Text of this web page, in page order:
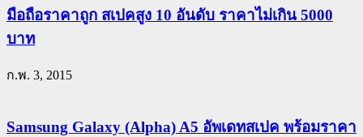
มือถือราคาถูก สเปคสูง 10 อันดับ ราคาไม่เกิน 5000
บาท
ก.พ. 3, 2015
Samsung Galaxy (Alpha) A5 อัพเดทสเปค พร้อมราคา